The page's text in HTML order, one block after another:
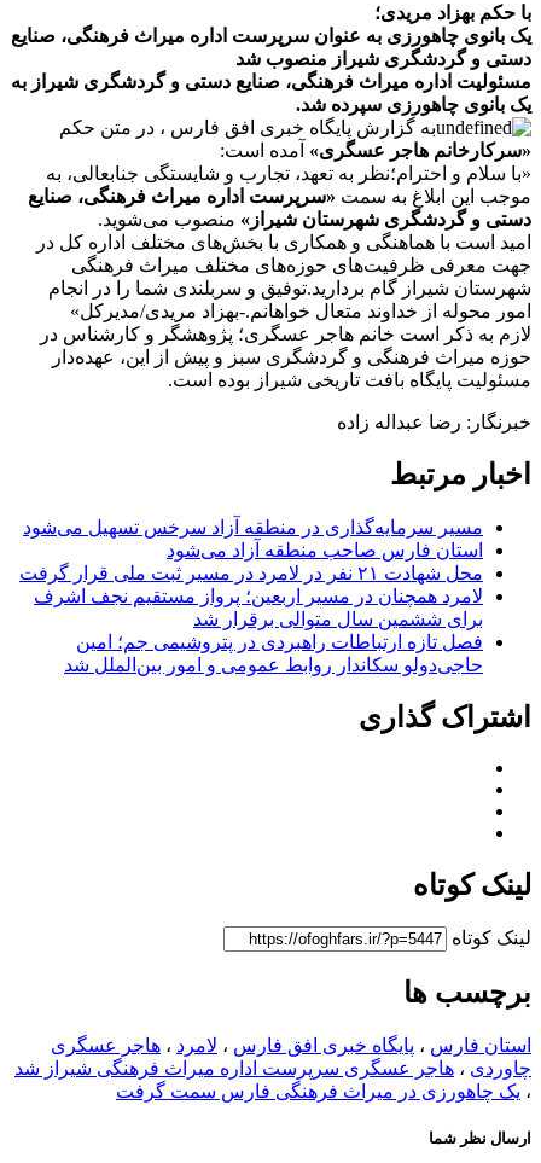
با حکم بهزاد مریدی؛
یک بانوی چاهورزی به عنوان سرپرست اداره میراث فرهنگی، صنایع
دستی و گردشگری شیراز منصوب شد
مسئولیت اداره میراث فرهنگی، صنایع دستی و گردشگری شیراز به
یک بانوی چاهورزی سپرده شد.
به گزارش پایگاه خبری افق فارس ، در متن حکم
«سرکارخانم هاجر عسگری» آمده است:
«با سلام و احترام؛نظر به تعهد، تجارب و شایستگی جنابعالی، به
موجب این ابلاغ به سمت «سرپرست اداره میراث فرهنگی، صنایع
دستی و گردشگری شهرستان شیراز» منصوب می‌شوید.
امید است با هماهنگی و همکاری با بخش‌های مختلف اداره کل در
جهت معرفی ظرفیت‌های حوزه‌های مختلف میراث فرهنگی
شهرستان شیراز گام بردارید.توفیق و سربلندی شما را در انجام
امور محوله از خداوند متعال خواهانم.-بهزاد مریدی/مدیرکل»
لازم به ذکر است خانم هاجر عسگری؛ پژوهشگر و کارشناس در
حوزه میراث فرهنگی و گردشگری سبز و پیش از این، عهده‌دار
مسئولیت پایگاه بافت تاریخی شیراز بوده است.
خبرنگار: رضا عبداله زاده
اخبار مرتبط
مسیر سرمایه‌گذاری در منطقه آزاد سرخس تسهیل می‌شود
استان فارس صاحب منطقه آزاد می‌شود
محل شهادت ۲۱ نفر در لامرد در مسیر ثبت ملی قرار گرفت
لامرد همچنان در مسیر اربعین؛ پرواز مستقیم نجف اشرف
برای ششمین سال متوالی برقرار شد
فصل تازه ارتباطات راهبردی در پتروشیمی جم؛ امین
حاجی‌دولو سکاندار روابط عمومی و امور بین‌الملل شد
اشتراک گذاری
لینک کوتاه
لینک کوتاه
برچسب ها
استان فارس ، پایگاه خبری افق فارس ، لامرد ، هاجر عسگری
چاوردی ، هاجر عسگری سرپرست اداره میراث فرهنگی شیراز شد
، یک چاهورزی در میراث فرهنگی فارس سمت گرفت
ارسال نظر شما